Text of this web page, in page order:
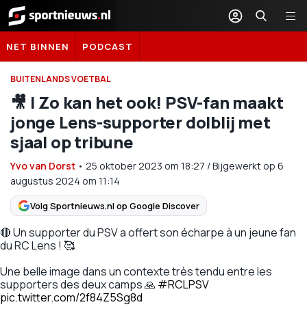
Sportnieuws.nl
NET BINNEN PODCAST
BUITENLANDS VOETBAL
🎥 | Zo kan het ook! PSV-fan maakt
jonge Lens-supporter dolblij met
sjaal op tribune
Yvo van Dorst • 25 oktober 2023 om 18:27 /Bijgewerkt op 6
augustus 2024 om 11:14
Volg Sportnieuws.nl op Google Discover
🔴 Un supporter du PSV a offert son écharpe à un jeune fan
du RC Lens ! 🥰
Une belle image dans un contexte très tendu entre les
supporters des deux camps 🙏 #RCLPSV
pic.twitter.com/2f84Z5Sg8d